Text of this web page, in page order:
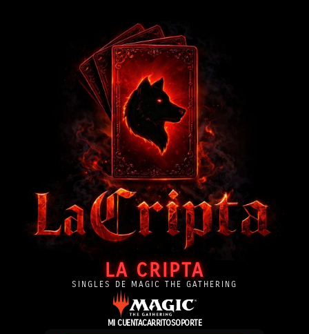
LA CRIPTA
SINGLES DE MAGIC THE GATHERING
MI CUENTACARRITOSOPORTE